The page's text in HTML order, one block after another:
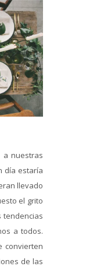
a nuestras
día estaría
llevado
el grito
tendencias
a todos.
convierten
de las